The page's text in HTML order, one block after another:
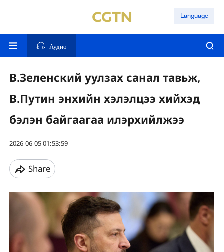
Language
Аудио
В.Зеленский уулзах санал тавьж,
В.Путин энхийн хэлэлцээ хийхэд
бэлэн байгаагаа илэрхийлжээ
2026-06-05 01:53:59
Share